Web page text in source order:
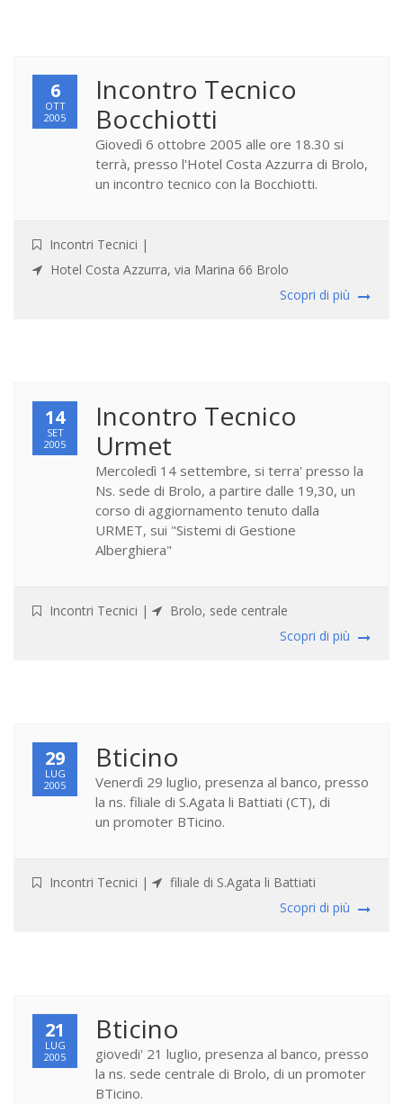
6
OTT
2005
Incontro Tecnico
Bocchiotti
Giovedì 6 ottobre 2005 alle ore 18.30 si
terrà, presso l'Hotel Costa Azzurra di Brolo,
un incontro tecnico con la Bocchiotti.
Incontri Tecnici |
Hotel Costa Azzurra, via Marina 66 Brolo
Scopri di più
14
SET
2005
Incontro Tecnico
Urmet
Mercoledì 14 settembre, si terra' presso la
Ns. sede di Brolo, a partire dalle 19,30, un
corso di aggiornamento tenuto dalla
URMET, sui "Sistemi di Gestione
Alberghiera"
Incontri Tecnici |
Brolo, sede centrale
Scopri di più
29
LUG
2005
Bticino
Venerdì 29 luglio, presenza al banco, presso
la ns. filiale di S.Agata li Battiati (CT), di
un promoter BTicino.
Incontri Tecnici |
filiale di S.Agata li Battiati
Scopri di più
21
LUG
2005
Bticino
giovedi' 21 luglio, presenza al banco, presso
la ns. sede centrale di Brolo, di un promoter
BTicino.